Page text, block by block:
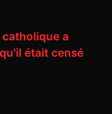
a
était censé